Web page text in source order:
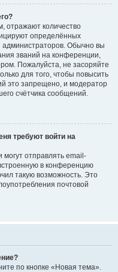
отражают количество
определённых
Обычно вы
званий на конференции,
Пожалуйста, не засоряйте
для того, чтобы повысить
это запрещено, и модератор
счётчика сообщений.
требуют войти на
могут отправлять email-
в конференцию
такую возможность. Это
почтовой
по кнопке «Новая тема».